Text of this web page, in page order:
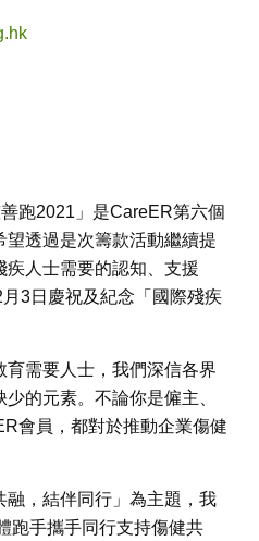
跑2021」是CareER第六個
透過是次籌款活動繼續提
疾人士需要的認知、支援
3日慶祝及紀念「國際殘疾
需要人士，我們深信各界
的元素。不論你是僱主、
會員，都對於推動企業傷健
融，結伴同行」為主題，我
跑手攜手同行支持傷健共